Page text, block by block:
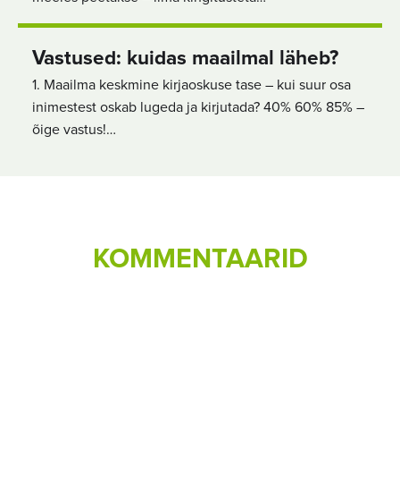
Vastused: kuidas maailmal läheb?
1. Maailma keskmine kirjaoskuse tase – kui suur osa
inimestest oskab lugeda ja kirjutada? 40% 60% 85% –
õige vastus!…
KOMMENTAARID